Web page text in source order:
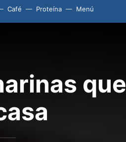
Café Proteína Menú
que